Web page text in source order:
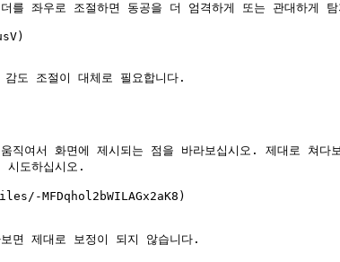
를 좌우로 조절하면 동공을 더 엄격하게 또는 관대하게
도 조절이 대체로 필요합니다.
직여서 화면에 제시되는 점을 바라보십시오. 제대로 쳐
도하십시오.
MFDqhol2bWILAGx2aK8)
면 제대로 보정이 되지 않습니다.